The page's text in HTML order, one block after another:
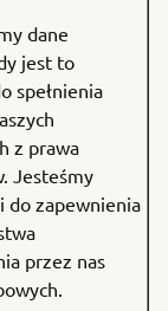
dane
jest to
spełnienia
z prawa
Jesteśmy
do zapewnienia
przez nas